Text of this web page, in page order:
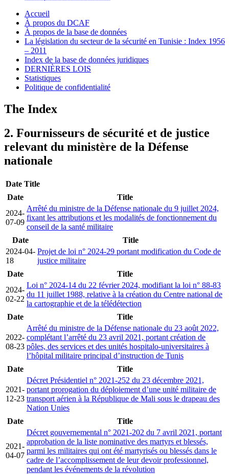
Accueil
À propos du DCAF
À propos de la base de données
La législation du secteur de la sécurité en Tunisie : Index 1956
– 2011
Index de la base de données juridiques
DERNIÈRES LOIS
Statistiques
Politique de confidentialité
The Index
2. Fournisseurs de sécurité et de justice
relevant du ministère de la Défense
nationale
Date Title
Date
Title
2024-
07-09
Arrêté du ministre de la Défense nationale du 9 juillet 2024,
fixant les attributions et les modalités de fonctionnement du
conseil de la santé militaire
Date
Title
2024-04-
18
Projet de loi n° 2024-29 portant modification du Code de
justice militaire
Date
Title
2024-
02-22
Loi n° 2024-14 du 22 février 2024, modifiant la loi n° 88-83
du 11 juillet 1988, relative à la création du Centre national de
la cartographie et de la télédétection
Date
Title
2022-
08-23
Arrêté du ministre de la Défense nationale du 23 août 2022,
complétant l’arrêté du 23 avril 2021, portant création de
pôles, des services et des unités hospitalo-universitaires à
l’hôpital militaire principal d’instruction de Tunis
Date
Title
2021-
12-23
Décret Présidentiel n° 2021-252 du 23 décembre 2021,
portant prorogation du déploiement d’une unité militaire de
transport aérien à la République de Mali sous le drapeau des
Nation Unies
Date
Title
2021-
04-07
Décret gouvernemental n° 2021-202 du 7 avril 2021, portant
approbation de la liste nominative des martyrs et blessés,
parmi les militaires qui ont été martyrisés ou blessés dans le
cadre de l’accomplissement de leur devoir professionnel,
pendant les événements de la révolution